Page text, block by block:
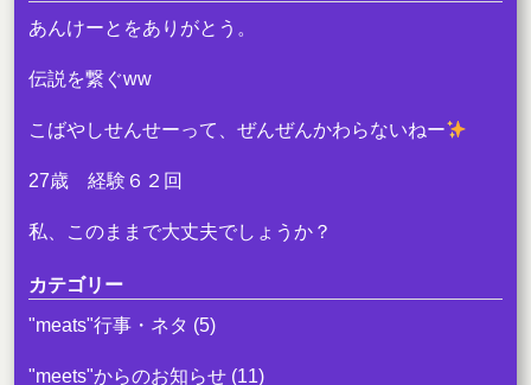
あんけーとをありがとう。
伝説を繋ぐww
こばやしせんせーって、ぜんぜんかわらないねー
27歳 経験６２回
私、このままで大丈夫でしょうか？
カテゴリー
"meats"行事・ネタ (5)
"meets"からのお知らせ (11)